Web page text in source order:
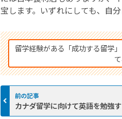
宝します。いずれにしても、自
留学経験がある「成功する留学
カナダ留学に向けて英語を勉強